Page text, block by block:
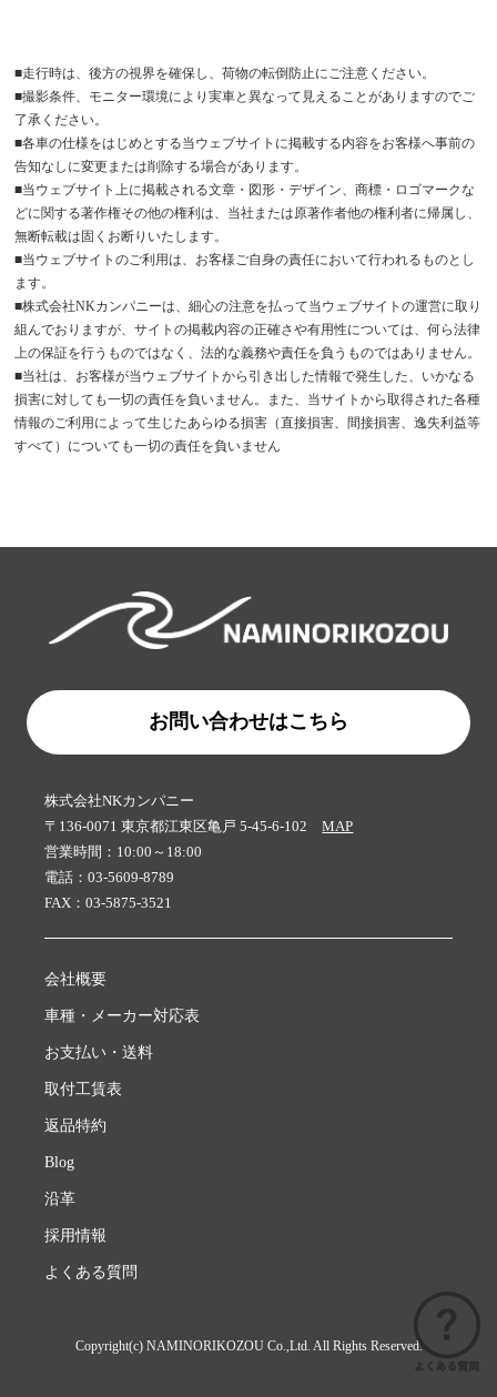
■走行時は、後方の視界を確保し、荷物の転倒防止にご注意ください。
■撮影条件、モニター環境により実車と異なって見えることがありますのでご
了承ください。
■各車の仕様をはじめとする当ウェブサイトに掲載する内容をお客様へ事前の
告知なしに変更または削除する場合があります。
■当ウェブサイト上に掲載される文章・図形・デザイン、商標・ロゴマークな
どに関する著作権その他の権利は、当社または原著作者他の権利者に帰属し、
無断転載は固くお断りいたします。
■当ウェブサイトのご利用は、お客様ご自身の責任において行われるものとし
ます。
■株式会社NKカンパニーは、細心の注意を払って当ウェブサイトの運営に取り
組んでおりますが、サイトの掲載内容の正確さや有用性については、何ら法律
上の保証を行うものではなく、法的な義務や責任を負うものではありません。
■当社は、お客様が当ウェブサイトから引き出した情報で発生した、いかなる
損害に対しても一切の責任を負いません。また、当サイトから取得された各種
情報のご利用によって生じたあらゆる損害（直接損害、間接損害、逸失利益等
すべて）についても一切の責任を負いません
お問い合わせはこちら
株式会社NKカンパニー
〒136-0071 東京都江東区亀戸 5-45-6-102MAP
営業時間：10:00～18:00
電話：03-5609-8789
FAX：03-5875-3521
会社概要
車種・メーカー対応表
お支払い・送料
取付工賃表
返品特約
Blog
沿革
採用情報
よくある質問
Copyright(c) NAMINORIKOZOU Co.,Ltd. All Rights Reserved.